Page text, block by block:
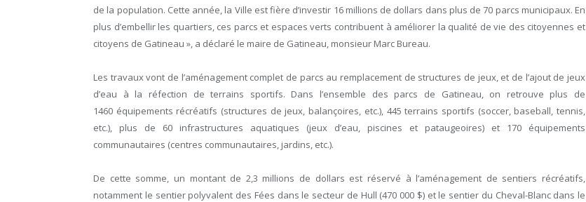
de la population. Cette année, la Ville est fière d’investir 16 millions de dollars dans plus de 70 parcs municipaux. En
plus d’embellir les quartiers, ces parcs et espaces verts contribuent à améliorer la qualité de vie des citoyennes et
citoyens de Gatineau », a déclaré le maire de Gatineau, monsieur Marc Bureau.
Les travaux vont de l’aménagement complet de parcs au remplacement de structures de jeux, et de l’ajout de jeux
d’eau à la réfection de terrains sportifs. Dans l’ensemble des parcs de Gatineau, on retrouve plus de
1460 équipements récréatifs (structures de jeux, balançoires, etc.), 445 terrains sportifs (soccer, baseball, tennis,
etc.), plus de 60 infrastructures aquatiques (jeux d’eau, piscines et pataugeoires) et 170 équipements
communautaires (centres communautaires, jardins, etc.).
De cette somme, un montant de 2,3 millions de dollars est réservé à l’aménagement de sentiers récréatifs,
notamment le sentier polyvalent des Fées dans le secteur de Hull (470 000 $) et le sentier du Cheval-Blanc dans le